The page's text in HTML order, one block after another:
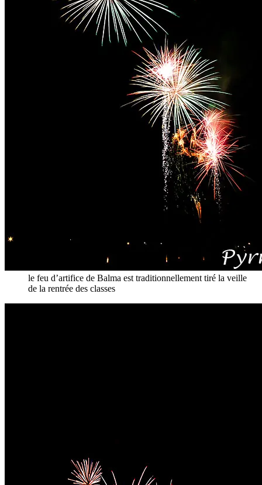
le feu d’artifice de Balma est traditionnellement tiré la veille
de la rentrée des classes